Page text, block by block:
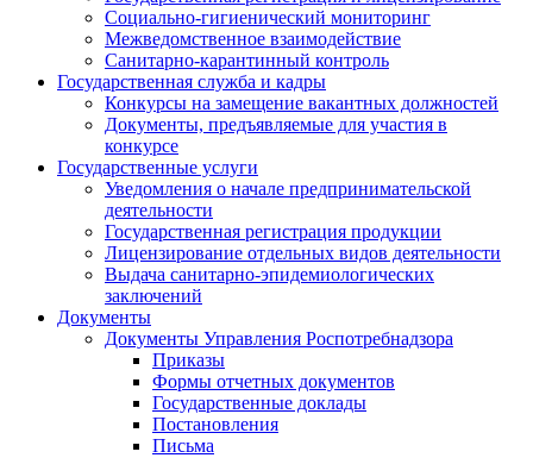
Социально-гигиенический мониторинг
Межведомственное взаимодействие
Санитарно-карантинный контроль
Государственная служба и кадры
Конкурсы на замещение вакантных должностей
Документы, предъявляемые для участия в
конкурсе
Государственные услуги
Уведомления о начале предпринимательской
деятельности
Государственная регистрация продукции
Лицензирование отдельных видов деятельности
Выдача санитарно-эпидемиологических
заключений
Документы
Документы Управления Роспотребнадзора
Приказы
Формы отчетных документов
Государственные доклады
Постановления
Письма